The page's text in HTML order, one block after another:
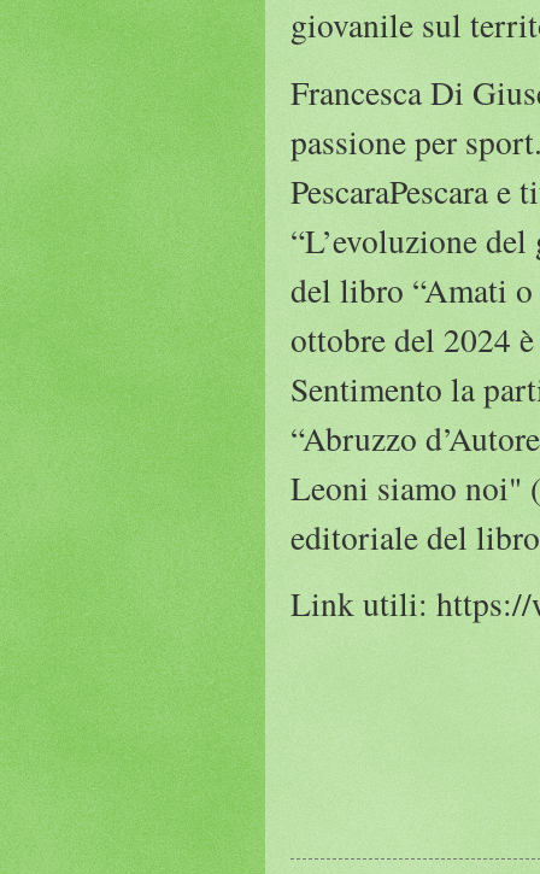
giovanile sul
Francesca Di
passione per
PescaraPescara
“L’evoluzione
del libro “Amati
ottobre del 2024
Sentimento la
“Abruzzo
Leoni siamo noi"
editoriale del
Link utili: https://